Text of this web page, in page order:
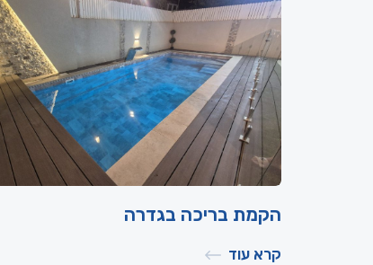
הקמת בריכה בגדרה
קרא עוד